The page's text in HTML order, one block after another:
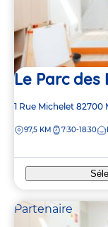
Le Parc des
Adresse
la
1 Rue Michelet 82700
DISTANCE
97,5 KM 7:30-18:30
Partenaire